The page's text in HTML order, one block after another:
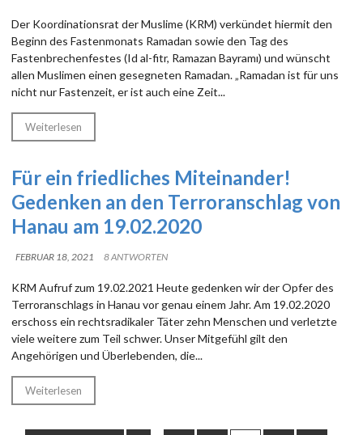
Der Koordinationsrat der Muslime (KRM) verkündet hiermit den
Beginn des Fastenmonats Ramadan sowie den Tag des
Fastenbrechenfestes (Id al-fitr, Ramazan Bayramı) und wünscht
allen Muslimen einen gesegneten Ramadan. „Ramadan ist für uns
nicht nur Fastenzeit, er ist auch eine Zeit...
Weiterlesen
Für ein friedliches Miteinander!
Gedenken an den Terroranschlag von
Hanau am 19.02.2020
FEBRUAR 18, 2021 8 ANTWORTEN
KRM Aufruf zum 19.02.2021 Heute gedenken wir der Opfer des
Terroranschlags in Hanau vor genau einem Jahr. Am 19.02.2020
erschoss ein rechtsradikaler Täter zehn Menschen und verletzte
viele weitere zum Teil schwer. Unser Mitgefühl gilt den
Angehörigen und Überlebenden, die...
Weiterlesen